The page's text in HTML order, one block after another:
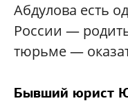
Абдулова есть
России —
тюрьме —
Бывший юрист